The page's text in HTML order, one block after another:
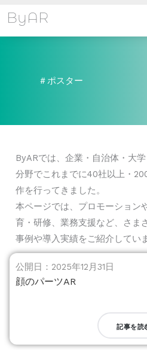
を
ByAR
＃ポスター
ByARでは、企業・自治体・大
分野でこれまでに40社以上・
作を行ってきました。
本ページでは、プロモーション
育・研修、業務支援など、さま
事例や導入実績をご紹介してい
公開日：2025年12月31日
顔のパーツAR
記事を読